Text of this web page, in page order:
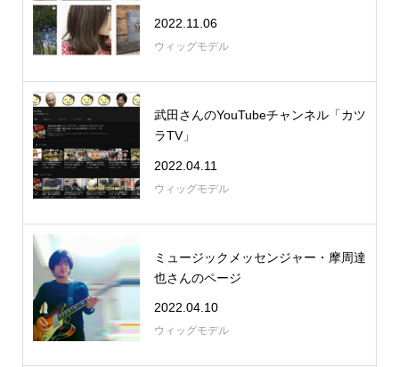
2022.11.06
ウィッグモデル
武田さんのYouTubeチャンネル「カツ
ラTV」
2022.04.11
ウィッグモデル
ミュージックメッセンジャー・摩周達
也さんのページ
2022.04.10
ウィッグモデル